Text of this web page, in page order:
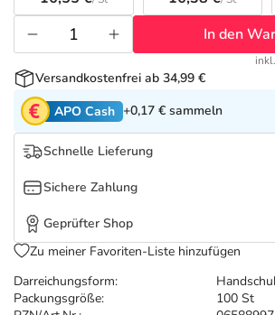
Tierapotheke
Vitamine & Mineralstoffe
Marken
Salus Deals
Darreichungsform:
Packungsgröße:
100 St
In den
Versandkostenfrei ab 34,99 €
APO Cash +0,17 € sammeln
Schnelle Lieferung
Sichere Zahlung
Geprüfter Shop
Zu meiner Favoriten-Liste hinzufügen